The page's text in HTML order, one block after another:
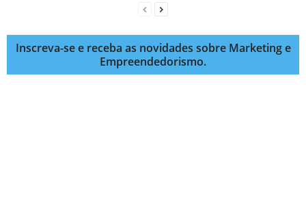
Inscreva-se e receba as novidades sobre Marketing e
Empreendedorismo.